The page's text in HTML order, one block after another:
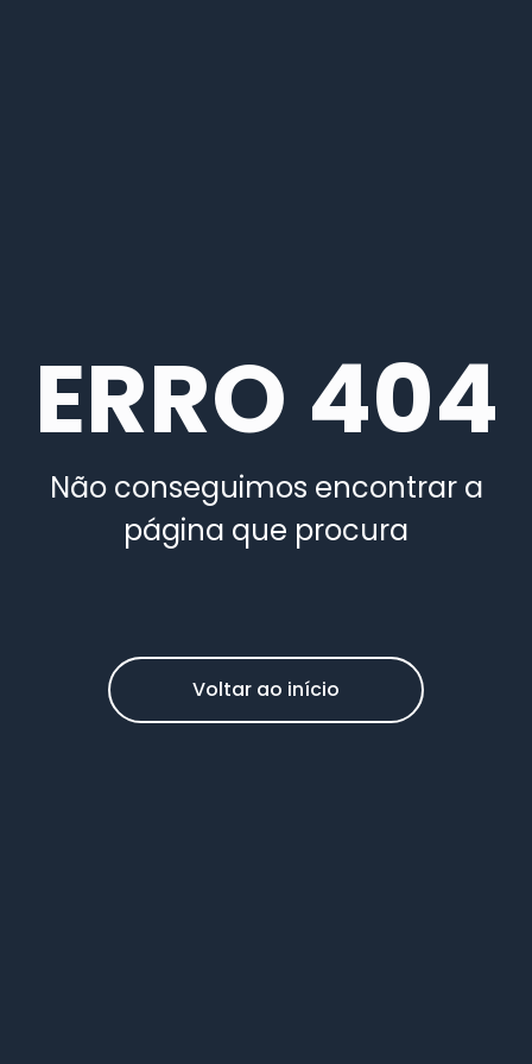
ERRO 404
Não conseguimos encontrar a
página que procura
Voltar ao início